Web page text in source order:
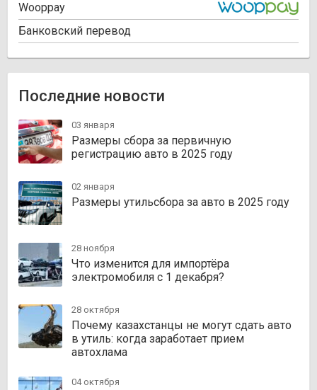
Wooppay
Банковский перевод
Последние новости
03 января
Размеры сбора за первичную
регистрацию авто в 2025 году
02 января
Размеры утильсбора за авто в 2025 году
28 ноября
Что изменится для импортёра
электромобиля с 1 декабря?
28 октября
Почему казахстанцы не могут сдать авто
в утиль: когда заработает прием
автохлама
04 октября